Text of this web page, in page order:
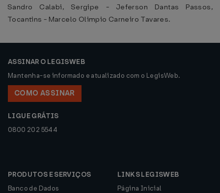
Sandro Calabi, Sergipe - Jeferson Dantas Passos,
Tocantins - Marcelo Olimpio Carneiro Tavares.
ASSINAR O LEGISWEB
Mantenha-se informado e atualizado com o LegisWeb.
COMO ASSINAR
LIGUE GRÁTIS
0800 202 5544
PRODUTOS E SERVIÇOS
Banco de Dados
LINKS LEGISWEB
Página Inicial